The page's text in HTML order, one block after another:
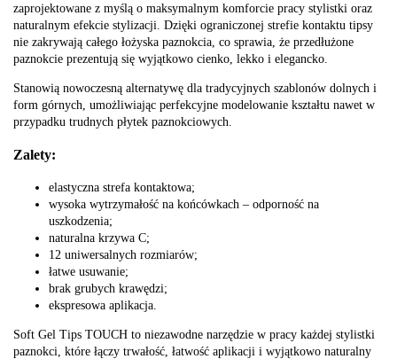
zaprojektowane z myślą o maksymalnym komforcie pracy stylistki oraz
naturalnym efekcie stylizacji. Dzięki ograniczonej strefie kontaktu tipsy
nie zakrywają całego łożyska paznokcia, co sprawia, że przedłużone
paznokcie prezentują się wyjątkowo cienko, lekko i elegancko.
Stanowią nowoczesną alternatywę dla tradycyjnych szablonów dolnych i
form górnych, umożliwiając perfekcyjne modelowanie kształtu nawet w
przypadku trudnych płytek paznokciowych.
Zalety:
elastyczna strefa kontaktowa;
wysoka wytrzymałość na końcówkach – odporność na
uszkodzenia;
naturalna krzywa C;
12 uniwersalnych rozmiarów;
łatwe usuwanie;
brak grubych krawędzi;
ekspresowa aplikacja.
Soft Gel Tips TOUCH to niezawodne narzędzie w pracy każdej stylistki
paznokci, które łączy trwałość, łatwość aplikacji i wyjątkowo naturalny